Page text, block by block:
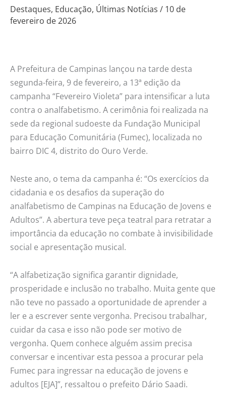
Destaques, Educação, Últimas Notícias / 10 de
fevereiro de 2026
A Prefeitura de Campinas lançou na tarde desta
segunda-feira, 9 de fevereiro, a 13ª edição da
campanha “Fevereiro Violeta” para intensificar a luta
contra o analfabetismo. A cerimônia foi realizada na
sede da regional sudoeste da Fundação Municipal
para Educação Comunitária (Fumec), localizada no
bairro DIC 4, distrito do Ouro Verde.
Neste ano, o tema da campanha é: “Os exercícios da
cidadania e os desafios da superação do
analfabetismo de Campinas na Educação de Jovens e
Adultos”. A abertura teve peça teatral para retratar a
importância da educação no combate à invisibilidade
social e apresentação musical.
“A alfabetização significa garantir dignidade,
prosperidade e inclusão no trabalho. Muita gente que
não teve no passado a oportunidade de aprender a
ler e a escrever sente vergonha. Precisou trabalhar,
cuidar da casa e isso não pode ser motivo de
vergonha. Quem conhece alguém assim precisa
conversar e incentivar esta pessoa a procurar pela
Fumec para ingressar na educação de jovens e
adultos [EJA]”, ressaltou o prefeito Dário Saadi.
o
analfabetismo